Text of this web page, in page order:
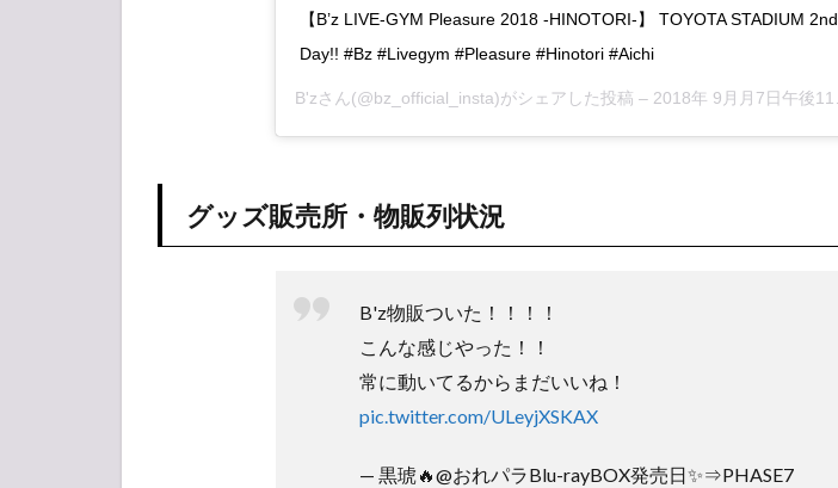
【B’z LIVE-GYM Pleasure 2018 -HINOTORI-】 TOYOTA STADIUM 2nd
Day!! #Bz #Livegym #Pleasure #Hinotori #Aichi
B'zさん(@bz_official_insta)がシェアした投稿 – 2018年 9月月7日午後11時46分PDT
グッズ販売所・物販列状況
B'z物販ついた！！！！
こんな感じやった！！
常に動いてるからまだいいね！
pic.twitter.com/ULeyjXSKAX
— 黒琥🔥@おれパラBlu-rayBOX発売日✨⇒PHASE7